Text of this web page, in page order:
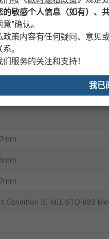
Condition B, MIL-STD-883
的敏感个人信息（如有）、
”确认。
政策内容有任何疑问、意见
。
服务的关注和支持！
我已